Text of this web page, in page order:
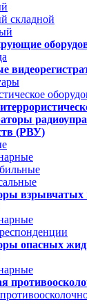
складной
(РВУ)
взрывчатых
опасных